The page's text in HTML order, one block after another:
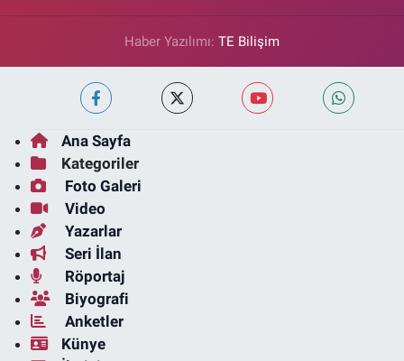
Haber Yazılımı: TE Bilişim
Ana Sayfa
Kategoriler
Foto Galeri
Video
Yazarlar
Seri İlan
Röportaj
Biyografi
Anketler
Künye